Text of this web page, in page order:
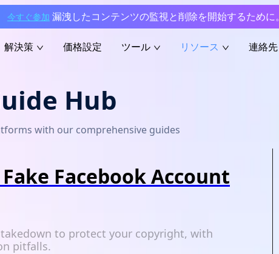
今すぐ参加 漏洩したコンテンツの監視と削除を開始するために。
解決策 価格設定 ツール リソース 連絡先
Hub
with our comprehensive guides
Facebook Account
takedown to protect your copyright, with
pitfalls.